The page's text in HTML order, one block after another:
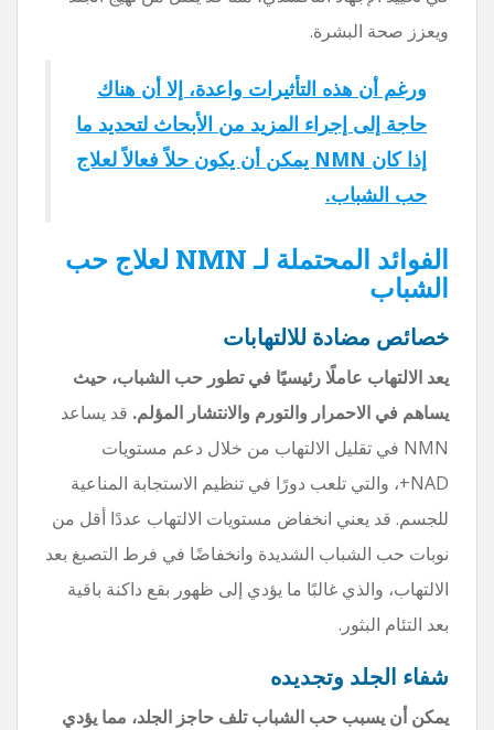
ويعزز صحة البشرة.
ورغم أن هذه التأثيرات واعدة، إلا أن هناك
حاجة إلى إجراء المزيد من الأبحاث لتحديد ما
إذا كان NMN يمكن أن يكون حلاً فعالاً لعلاج
حب الشباب.
الفوائد المحتملة لـ NMN لعلاج حب
الشباب
خصائص مضادة للالتهابات
يعد الالتهاب عاملًا رئيسيًا في تطور حب الشباب، حيث
يساهم في الاحمرار والتورم والانتشار المؤلم. قد يساعد
NMN في تقليل الالتهاب من خلال دعم مستويات
NAD+، والتي تلعب دورًا في تنظيم الاستجابة المناعية
للجسم. قد يعني انخفاض مستويات الالتهاب عددًا أقل من
نوبات حب الشباب الشديدة وانخفاضًا في فرط التصبغ بعد
الالتهاب، والذي غالبًا ما يؤدي إلى ظهور بقع داكنة باقية
بعد التئام البثور.
شفاء الجلد وتجديده
يمكن أن يسبب حب الشباب تلف حاجز الجلد، مما يؤدي